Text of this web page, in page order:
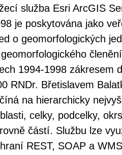
služba Esri ArcGIS
je poskytována jako
o geomorfologických
1994-1998 zákresem
RNDr. Břetislavem
na hierarchicky
celky, podcelky,
částí. Službu lze
REST, SOAP a